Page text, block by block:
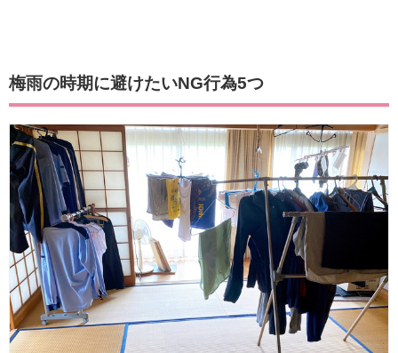
梅雨の時期に避けたいNG行為5つ